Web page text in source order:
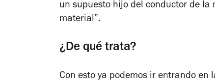
un supuesto hijo del conductor de la
material”.
¿De qué trata?
Con esto ya podemos ir entrando